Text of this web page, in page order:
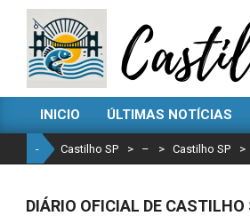
content
CASTILHO
SP
Primary
Navigation
Menu
INICIO ÚLTIMAS NOTÍCIAS
- Castilho SP > – > Castilho SP >
DIÁRIO OFICIAL DE